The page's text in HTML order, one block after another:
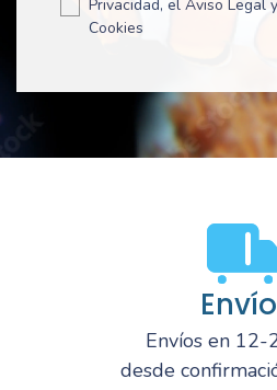
Privacidad, el Aviso Legal
Cookies
Envíos en 12-
desde